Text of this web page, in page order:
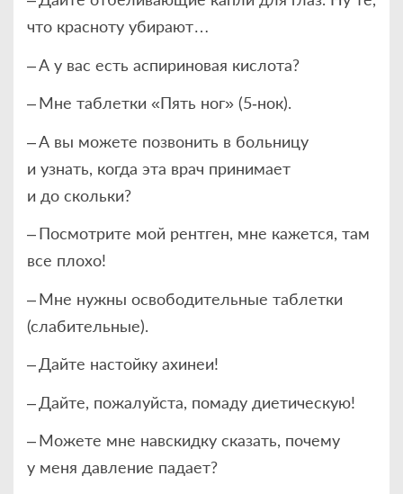
что красноту убирают…
– А у вас есть аспириновая кислота?
– Мне таблетки «Пять ног» (5‑нок).
– А вы можете позвонить в больницу
и узнать, когда эта врач принимает
и до скольки?
– Посмотрите мой рентген, мне кажется, там
все плохо!
– Мне нужны освободительные таблетки
(слабительные).
– Дайте настойку ахинеи!
– Дайте, пожалуйста, помаду диетическую!
– Можете мне навскидку сказать, почему
у меня давление падает?